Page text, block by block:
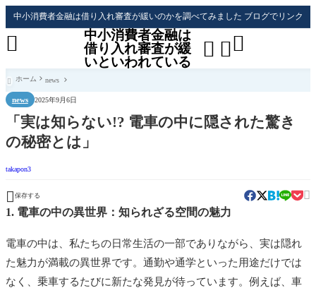
中小消費者金融は借り入れ審査が緩いのかを調べてみました ブログでリンク
中小消費者金融は
借り入れ審査が緩
いといわれている
 

 ホーム news
news 2025年9月6日
「実は知らない!? 電車の中に隠された驚き
の秘密とは」
takapon3
 保存する 
1. 電車の中の異世界：知られざる空間の魅力
電車の中は、私たちの日常生活の一部でありながら、実は隠れ
た魅力が満載の異世界です。通勤や通学といった用途だけでは
なく、乗車するたびに新たな発見が待っています。例えば、車